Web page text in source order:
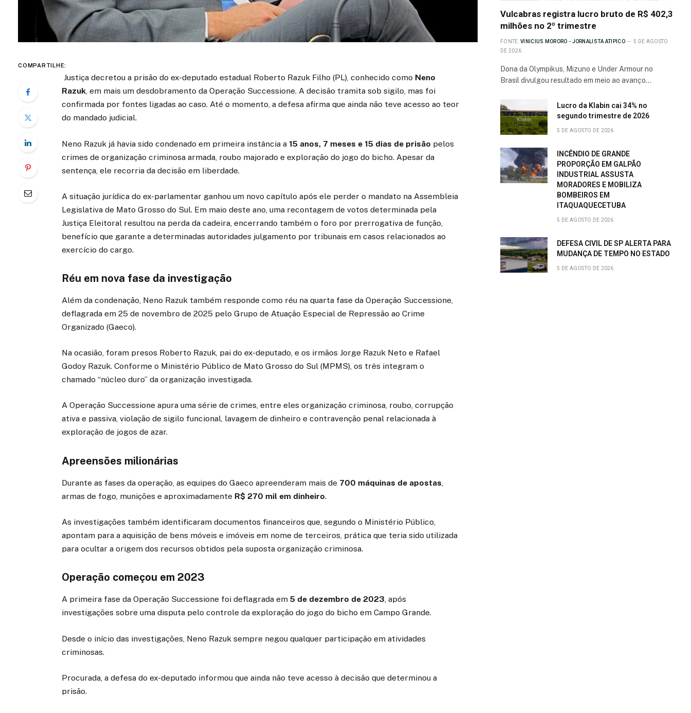
COMPARTILHE:
Justiça decretou a prisão do ex-deputado estadual Roberto Razuk Filho (PL), conhecido como Neno
Razuk, em mais um desdobramento da Operação Successione. A decisão tramita sob sigilo, mas foi
confirmada por fontes ligadas ao caso. Até o momento, a defesa afirma que ainda não teve acesso ao teor
do mandado judicial.
Neno Razuk já havia sido condenado em primeira instância a 15 anos, 7 meses e 15 dias de prisão pelos
crimes de organização criminosa armada, roubo majorado e exploração do jogo do bicho. Apesar da
sentença, ele recorria da decisão em liberdade.
A situação jurídica do ex-parlamentar ganhou um novo capítulo após ele perder o mandato na Assembleia
Legislativa de Mato Grosso do Sul. Em maio deste ano, uma recontagem de votos determinada pela
Justiça Eleitoral resultou na perda da cadeira, encerrando também o foro por prerrogativa de função,
benefício que garante a determinadas autoridades julgamento por tribunais em casos relacionados ao
exercício do cargo.
Réu em nova fase da investigação
Além da condenação, Neno Razuk também responde como réu na quarta fase da Operação Successione,
deflagrada em 25 de novembro de 2025 pelo Grupo de Atuação Especial de Repressão ao Crime
Organizado (Gaeco).
Na ocasião, foram presos Roberto Razuk, pai do ex-deputado, e os irmãos Jorge Razuk Neto e Rafael
Godoy Razuk. Conforme o Ministério Público de Mato Grosso do Sul (MPMS), os três integram o
chamado “núcleo duro” da organização investigada.
A Operação Successione apura uma série de crimes, entre eles organização criminosa, roubo, corrupção
ativa e passiva, violação de sigilo funcional, lavagem de dinheiro e contravenção penal relacionada à
exploração de jogos de azar.
Apreensões milionárias
Durante as fases da operação, as equipes do Gaeco apreenderam mais de 700 máquinas de apostas,
armas de fogo, munições e aproximadamente R$ 270 mil em dinheiro.
As investigações também identificaram documentos financeiros que, segundo o Ministério Público,
apontam para a aquisição de bens móveis e imóveis em nome de terceiros, prática que teria sido utilizada
para ocultar a origem dos recursos obtidos pela suposta organização criminosa.
Operação começou em 2023
A primeira fase da Operação Successione foi deflagrada em 5 de dezembro de 2023, após
investigações sobre uma disputa pelo controle da exploração do jogo do bicho em Campo Grande.
Desde o início das investigações, Neno Razuk sempre negou qualquer participação em atividades
criminosas.
Procurada, a defesa do ex-deputado informou que ainda não teve acesso à decisão que determinou a
prisão.
Vulcabras registra lucro bruto de R$ 402,3
milhões no 2º trimestre
FONTE: VINICIUS MORORO - JORNALISTA ATIPICO
5 DE AGOSTO
DE 2026
Dona da Olympikus, Mizuno e Under Armour no
Brasil divulgou resultado em meio ao avanço…
Lucro da Klabin cai 34% no
segundo trimestre de 2026
5 DE AGOSTO DE 2026
INCÊNDIO DE GRANDE
PROPORÇÃO EM GALPÃO
INDUSTRIAL ASSUSTA
MORADORES E MOBILIZA
BOMBEIROS EM
ITAQUAQUECETUBA
5 DE AGOSTO DE 2026
DEFESA CIVIL DE SP ALERTA PARA
MUDANÇA DE TEMPO NO ESTADO
5 DE AGOSTO DE 2026